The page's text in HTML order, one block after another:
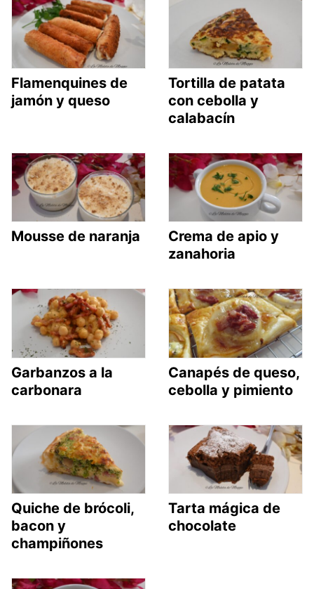
Flamenquines de
jamón y queso
Tortilla de patata
con cebolla y
calabacín
Mousse de naranja
Crema de apio y
zanahoria
Garbanzos a la
carbonara
Canapés de queso,
cebolla y pimiento
Quiche de brócoli,
bacon y
champiñones
Tarta mágica de
chocolate